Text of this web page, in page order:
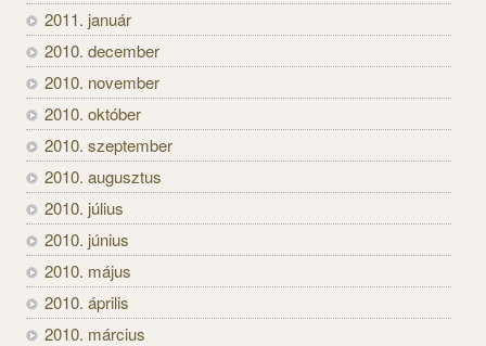
2011. január
2010. december
2010. november
2010. október
2010. szeptember
2010. augusztus
2010. július
2010. június
2010. május
2010. április
2010. március